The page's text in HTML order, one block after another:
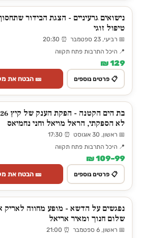
נישואים גרעיניים - הצגת הבידור
טיפול זוגי
📅 רביעי, 23 ספטמבר ⏰ 20:30
📍 היכל התרבות פתח תקווה
129 ₪
📋 פרטים נוספים 🎫 הבטח את
לא הספקתי, הראל מויאל וחני נחמיאס
📅 ראשון, 30 אוגוסט ⏰ 17:30
📍 היכל התרבות פתח תקווה
99–109 ₪
📋 פרטים נוספים 🎫 הבטח את
נפגשים על הדשא - מופע מחווה לאריק
שלום חנוך ומאיר אריאל
📅 ראשון, 6 ספטמבר ⏰ 21:00